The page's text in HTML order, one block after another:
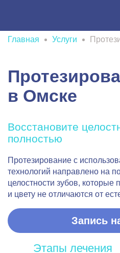
Главная Услуги
в Омске
Восстановите
полностью
Протезирование с
технологий направлено на
целостности зубов,
и цвету не отличаются от
Запись
Этапы лечения